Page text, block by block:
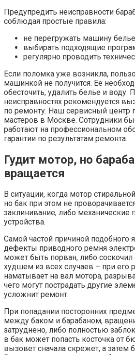
Предупредить неисправности
соблюдая простые правила:
не перегружать машину
выбирать подходящие
регулярно проводить
Если поломка уже возникла,
машинкой не получится. Ее
обесточить, удалить белье и воду.
неисправностях рекомендуется
по ремонту. Наш сервисный центр
мастеров в Москве. Сотрудники
работают на профессиональном
гарантии по результатам ремонта.
Гудит мотор, но
вращается
В ситуации, когда мотор
но бак при этом не
заклинивание, либо механические
устройства.
Самой частой причиной подобного
дефекты приводного ремня
может быть порван, либо
худшем из всех случаев – при его
наматывает на вал мотора,
чего могут пострадать другие
усложнит ремонт.
При попадании посторонних
между баком и барабаном,
затруднено, либо полностью
в бак может попасть косточка от
вызовет сначала скрежет, а затем